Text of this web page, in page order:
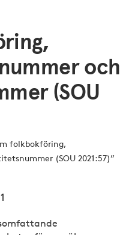
och
(SOU
folkbokföring,
(SOU 2021:57)”